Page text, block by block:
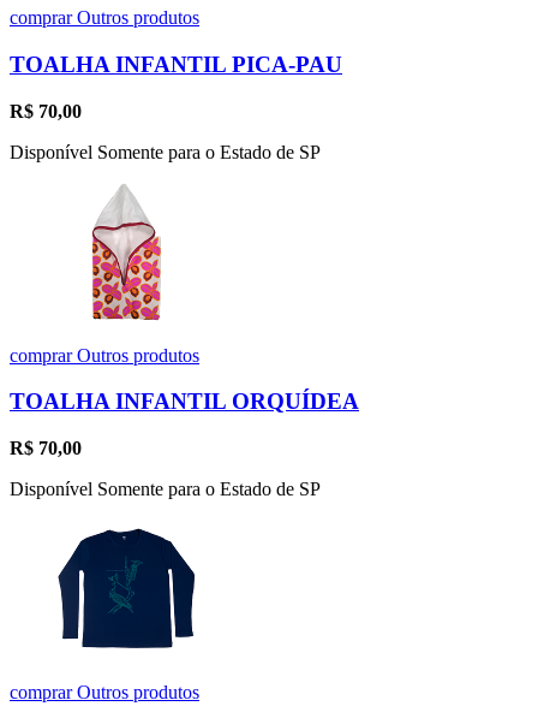
comprarOutros produtos
TOALHA INFANTIL PICA-PAU
R$ 70,00
Disponível Somente para o Estado de SP
comprarOutros produtos
TOALHA INFANTIL ORQUÍDEA
R$ 70,00
Disponível Somente para o Estado de SP
comprarOutros produtos